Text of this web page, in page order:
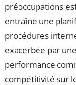
préoccupations
entraîne une
procédures
exacerbée par une
performance
compétitivité sur